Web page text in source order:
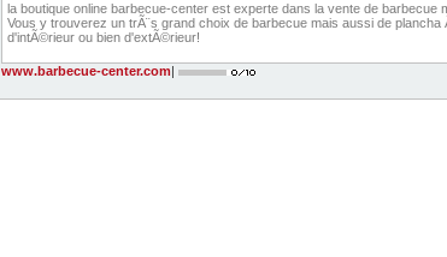
la boutique online barbecue-center est experte dans la vente de barbecue
Vous y trouverez un trÃ¨s grand choix de barbecue mais aussi de
d'intÃ©rieur ou bien d'extÃ©rieur!
www.barbecue-center.com